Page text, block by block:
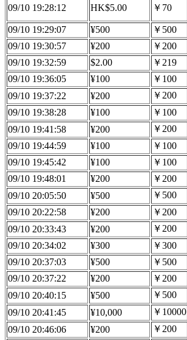
09/10 19:28:12 HK$5.00 ￥70
09/10 19:29:07 ¥500 ￥500
09/10 19:30:57
¥200 ￥200
09/10 19:32:59
$2.00 ￥219
09/10 19:36:05 ¥100 ￥100
09/10 19:37:22 ¥200 ￥200
09/10 19:38:28
¥100 ￥100
09/10 19:41:58 ¥200 ￥200
09/10 19:44:59
¥100 ￥100
09/10 19:45:42 ¥100 ￥100
09/10 19:48:01 ¥200 ￥200
09/10 20:05:50 ¥500 ￥500
09/10 20:22:58
¥200 ￥200
09/10 20:33:43 ¥200 ￥200
09/10 20:34:02
¥300 ￥300
09/10 20:37:03
¥500 ￥500
09/10 20:37:22
¥200 ￥200
09/10 20:40:15
¥500 ￥500
09/10 20:41:45
¥10,000 ￥10000
09/10 20:46:06
¥200 ￥200